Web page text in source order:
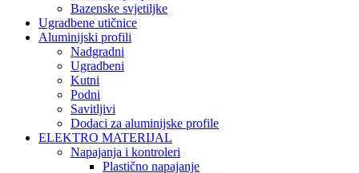
Bazenske svjetiljke
Ugradbene utičnice
Aluminijski profili
Nadgradni
Ugradbeni
Kutni
Podni
Savitljivi
Dodaci za aluminijske profile
ELEKTRO MATERIJAL
Napajanja i kontroleri
Plastično napajanje